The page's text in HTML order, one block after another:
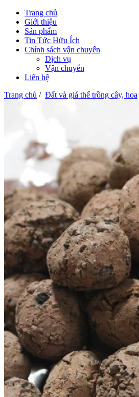
Trang chủ
Giới thiệu
Sản phẩm
Tin Tức Hữu Ích
Chính sách vận chuyển
Dịch vụ
Vận chuyển
Liên hệ
Trang chủ / Đất và giá thể trồng cây, hoa